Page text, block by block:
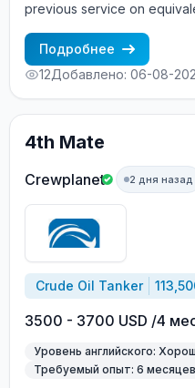
previous service on
Подробнее
12Добавлено: 06-08-
4th Mate
Crewplanet 2 дня назад
Crude Oil Tanker
3500 - 3700 USD /4
Уровень английского:
Требуемый опыт: 6 месяцев